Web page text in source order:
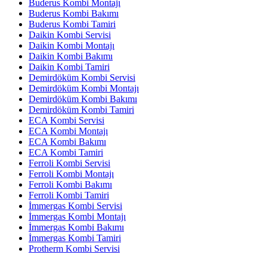
Buderus Kombi Montajı
Buderus Kombi Bakımı
Buderus Kombi Tamiri
Daikin Kombi Servisi
Daikin Kombi Montajı
Daikin Kombi Bakımı
Daikin Kombi Tamiri
Demirdöküm Kombi Servisi
Demirdöküm Kombi Montajı
Demirdöküm Kombi Bakımı
Demirdöküm Kombi Tamiri
ECA Kombi Servisi
ECA Kombi Montajı
ECA Kombi Bakımı
ECA Kombi Tamiri
Ferroli Kombi Servisi
Ferroli Kombi Montajı
Ferroli Kombi Bakımı
Ferroli Kombi Tamiri
İmmergas Kombi Servisi
İmmergas Kombi Montajı
İmmergas Kombi Bakımı
İmmergas Kombi Tamiri
Protherm Kombi Servisi